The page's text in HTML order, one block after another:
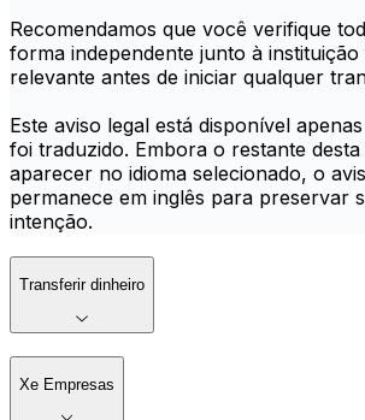
Recomendamos que você verifique
forma independente junto à
relevante antes de iniciar qualquer
Este aviso legal está disponível
foi traduzido. Embora o restante
aparecer no idioma selecionado, o
permanece em inglês para preservar
intenção.
Transferir dinheiro
Xe Empresas